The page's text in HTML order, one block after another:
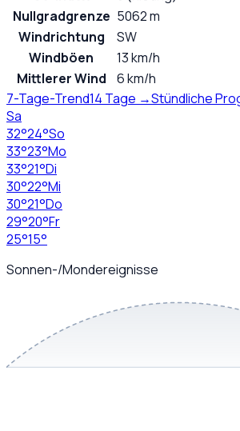
Nullgradgrenze 5062 m
Windrichtung
SW
Windböen
13 km/h
Mittlerer Wind
6 km/h
7-Tage-Trend14 Tage →Stündliche
Sa
32°24°So
33°23°Mo
33°21°Di
30°22°Mi
30°21°Do
29°20°Fr
25°15°
Sonnen-/Mondereignisse